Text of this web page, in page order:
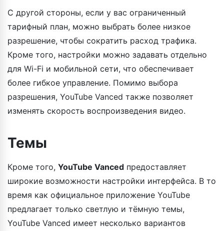
С другой стороны, если у вас ограниченный
тарифный план, можно выбрать более низкое
разрешение, чтобы сократить расход трафика.
Кроме того, настройки можно задавать отдельно
для Wi-Fi и мобильной сети, что обеспечивает
более гибкое управление. Помимо выбора
разрешения, YouTube Vanced также позволяет
изменять скорость воспроизведения видео.
Темы
Кроме того, YouTube Vanced предоставляет
широкие возможности настройки интерфейса. В то
время как официальное приложение YouTube
предлагает только светлую и тёмную темы,
YouTube Vanced имеет несколько вариантов